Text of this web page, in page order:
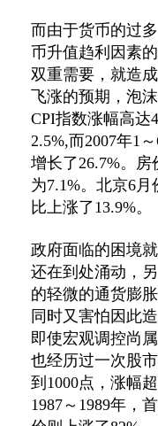
而由于货币的过
币升值趋利因素
双重需要，就造
飞涨的预期，泡
CPI指数涨幅高达
2.5%,而2007年1
增长了26.7%。
为7.1%。北京6
比上涨了13.9%。
政府面临的困境
还在到处涌动，
的轻微的通货膨
同时又害怕因此
即使宏观调控尚
也经历过一次股
到1000点，涨幅
1987～1989年，